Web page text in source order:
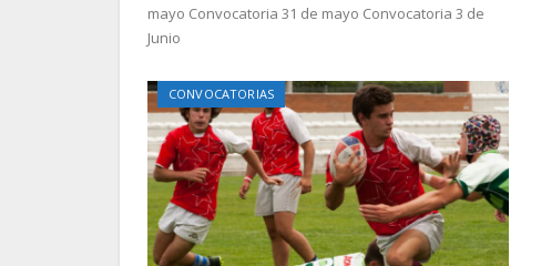
mayo Convocatoria 31 de mayo Convocatoria 3 de
Junio
CONVOCATORIAS